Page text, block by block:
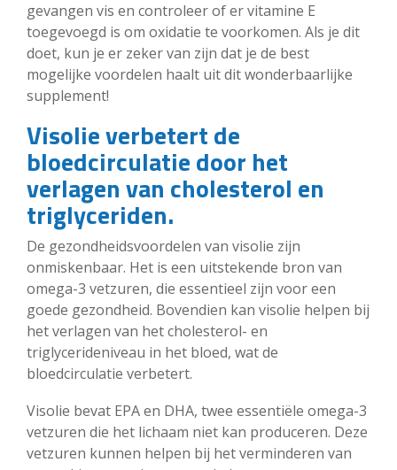
gevangen vis en controleer of er vitamine E
toegevoegd is om oxidatie te voorkomen. Als je dit
doet, kun je er zeker van zijn dat je de best
mogelijke voordelen haalt uit dit wonderbaarlijke
supplement!
Visolie verbetert de
bloedcirculatie door het
verlagen van cholesterol en
triglyceriden.
De gezondheidsvoordelen van visolie zijn
onmiskenbaar. Het is een uitstekende bron van
omega-3 vetzuren, die essentieel zijn voor een
goede gezondheid. Bovendien kan visolie helpen bij
het verlagen van het cholesterol- en
triglycerideniveau in het bloed, wat de
bloedcirculatie verbetert.
Visolie bevat EPA en DHA, twee essentiële omega-3
vetzuren die het lichaam niet kan produceren. Deze
vetzuren kunnen helpen bij het verminderen van